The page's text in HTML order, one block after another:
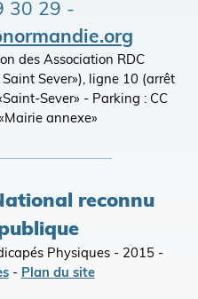
30 29 -
des Association RDC
Sever»), ligne 10 (arrêt
Sever» - Parking : CC
annexe»
reconnu
Physiques - 2015 -
- Plan du site